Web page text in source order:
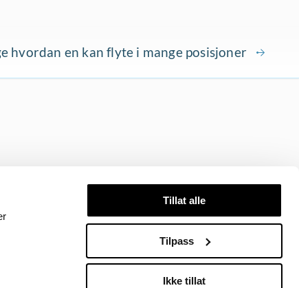
Tillat alle
Tilpass
Ikke tillat
hvordan en kan flyte i mange posisjoner
Mer om Svømmedyktig
Tilgjengelighetserklæring
Informasjonskapsler